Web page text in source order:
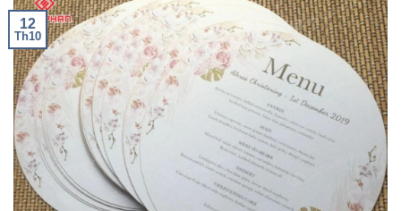
12
Th10